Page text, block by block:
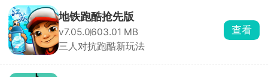
地铁跑酷抢先版
v7.05.0603.01 MB
三人对抗跑酷新玩法
查看